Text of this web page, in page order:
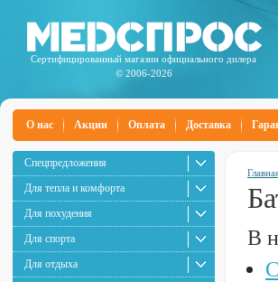
Сертифицированный магазин официального дилера
© 2006-2026
О нас Акции Оплата Доставка
Спецпредложения
Для тепла и комфорта
Для похудения
Для спорта
Для отдыха
В